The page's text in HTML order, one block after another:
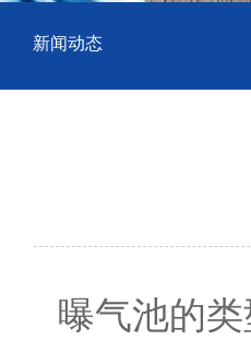
新闻动态
曝气池的